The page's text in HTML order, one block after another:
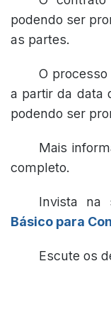
podendo ser
as partes.
O
a partir da data
podendo ser
Mais
completo.
Invista na
Básico para
Escute os